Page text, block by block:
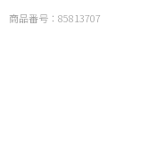
商品番号： 85813707